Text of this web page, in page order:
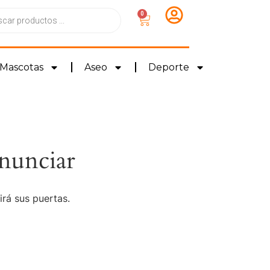
0
Mascotas Aseo Deporte
sus puertas.